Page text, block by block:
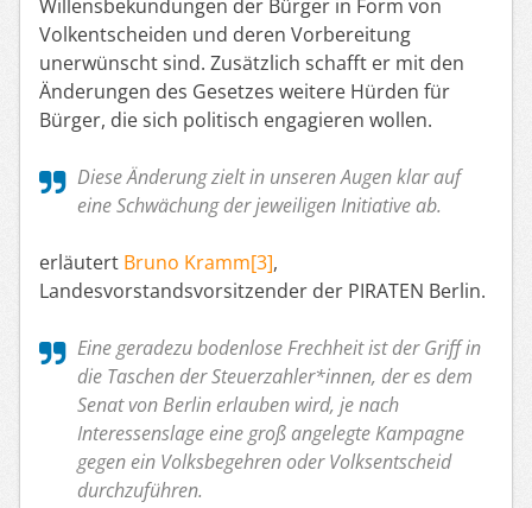
Willensbekundungen der Bürger in Form von
Volkentscheiden und deren Vorbereitung
unerwünscht sind. Zusätzlich schafft er mit den
Änderungen des Gesetzes weitere Hürden für
Bürger, die sich politisch engagieren wollen.
Diese Änderung zielt in unseren Augen klar auf
eine Schwächung der jeweiligen Initiative ab.
erläutert Bruno Kramm[3],
Landesvorstandsvorsitzender der PIRATEN Berlin.
Eine geradezu bodenlose Frechheit ist der Griff in
die Taschen der Steuerzahler*innen, der es dem
Senat von Berlin erlauben wird, je nach
Interessenslage eine groß angelegte Kampagne
gegen ein Volksbegehren oder Volksentscheid
durchzuführen.